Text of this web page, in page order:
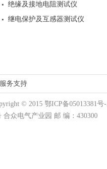
绝缘及接地电阻测试仪
继电保护及互感器测试仪
服务支持
© 2015 鄂ICP备05013381号
众电气产业园 邮 编：430300